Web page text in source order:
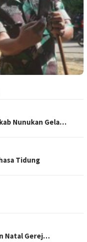
Nunukan Gela…
Tidung
Natal Gerej…